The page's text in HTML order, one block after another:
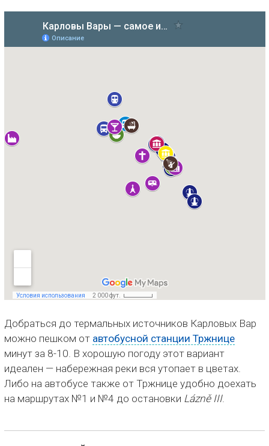
Добраться до термальных источников Карловых Вар
можно пешком от автобусной станции Тржнице
минут за 8-10. В хорошую погоду этот вариант
идеален — набережная реки вся утопает в цветах.
Либо на автобусе также от Тржнице удобно доехать
на маршрутах №1 и №4 до остановки Lázně III.